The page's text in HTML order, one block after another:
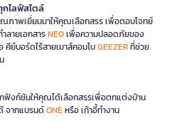
กไลฟ์สไตล์
ภาพเยี่ยมมาให้คุณเลือกสรร เพื่อตอบโจทย์
ลายเอกสารNEOเพื่อความปลอดภัยของ
คีย์บอร์ดไร้สายเมาส์คอมโบGEEZERที่ช่วย
ฟังก์ชันให้คุณได้เลือกสรรเพื่อตกแต่งบ้าน
จากแบรนด์ONEหรือ เก้าอี้ทำงาน